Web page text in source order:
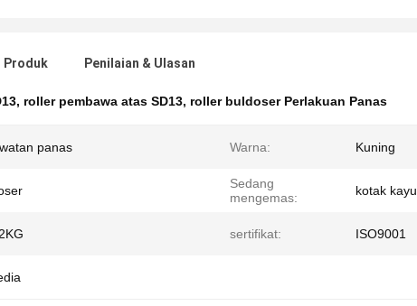
Produk Penilaian & Ulasan
, roller pembawa atas SD13, roller buldoser Perlakuan Panas
panas Warna: Kuning
Sedang
mengemas:
kotak kayu
sertifikat: ISO9001